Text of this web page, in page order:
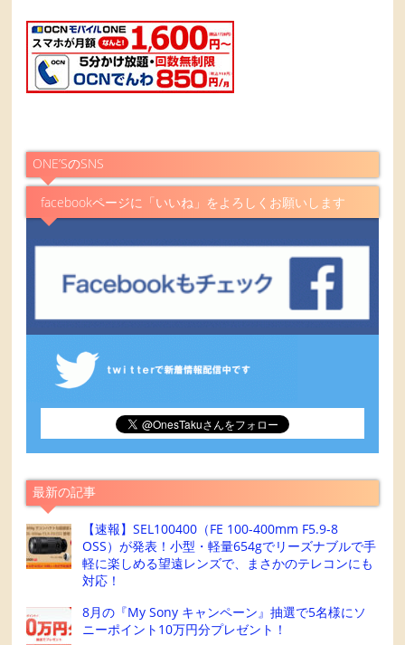
ONE’SのSNS
facebookページに「いいね」をよろしくお願いします
最新の記事
【速報】SEL100400（FE 100-400mm F5.9-8
OSS）が発表！小型・軽量654gでリーズナブルで手
軽に楽しめる望遠レンズで、まさかのテレコンにも
対応！
8月の『My Sony キャンペーン』抽選で5名様にソ
ニーポイント10万円分プレゼント！